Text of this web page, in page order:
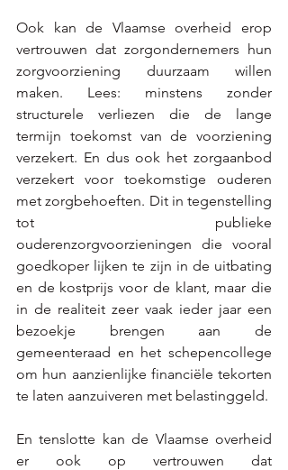
Ook kan de Vlaamse overheid erop
vertrouwen dat zorgondernemers hun
zorgvoorziening duurzaam willen
maken. Lees: minstens zonder
structurele verliezen die de lange
termijn toekomst van de voorziening
verzekert. En dus ook het zorgaanbod
verzekert voor toekomstige ouderen
met zorgbehoeften. Dit in tegenstelling
tot publieke
ouderenzorgvoorzieningen die vooral
goedkoper lijken te zijn in de uitbating
en de kostprijs voor de klant, maar die
in de realiteit zeer vaak ieder jaar een
bezoekje brengen aan de
gemeenteraad en het schepencollege
om hun aanzienlijke financiële tekorten
En tenslotte kan de Vlaamse overheid
er ook op vertrouwen dat